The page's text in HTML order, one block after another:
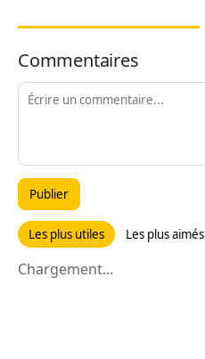
Commentaires
Publier
Les plus utiles Les plus aimés
Chargement...